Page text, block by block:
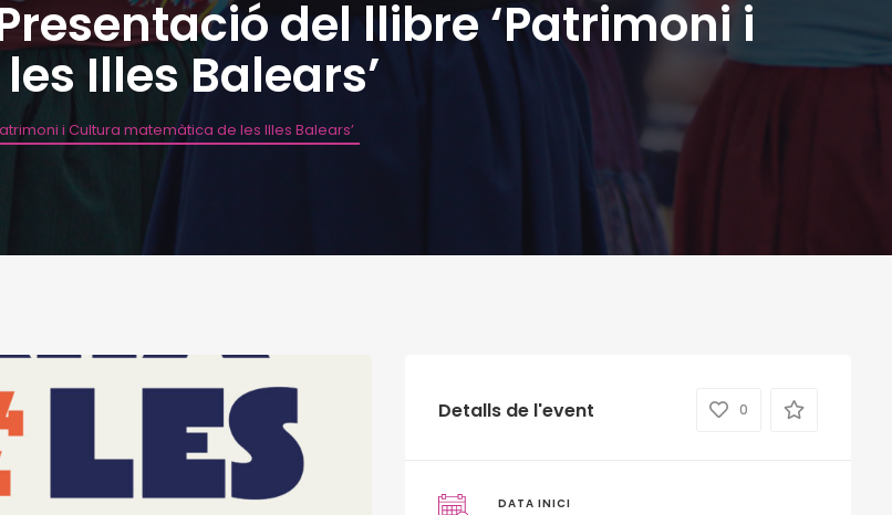
del llibre ‘Patrimoni i
Illes Balears’
i Cultura matemàtica de les Illes Balears’
Detalls de l'event 0
DATA INICI